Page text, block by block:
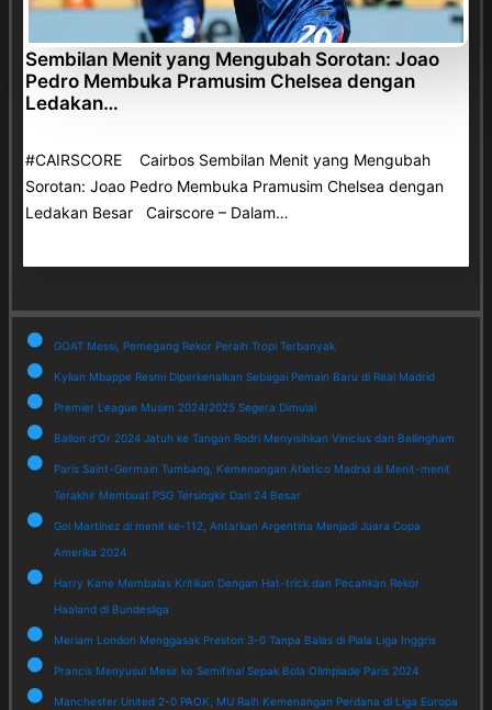
Sembilan Menit yang Mengubah Sorotan: Joao
Pedro Membuka Pramusim Chelsea dengan
Ledakan…
#CAIRSCORE Cairbos Sembilan Menit yang Mengubah
Sorotan: Joao Pedro Membuka Pramusim Chelsea dengan
Ledakan Besar Cairscore – Dalam…
GOAT Messi, Pemegang Rekor Peraih Tropi Terbanyak
Kylian Mbappe Resmi Diperkenalkan Sebagai Pemain Baru di Real Madrid
Premier League Musim 2024/2025 Segera Dimulai
Ballon d'Or 2024 Jatuh ke Tangan Rodri Menyisihkan Vinicius dan Bellingham
Paris Saint-Germain Tumbang, Kemenangan Atletico Madrid di Menit-menit
Terakhir Membuat PSG Tersingkir Dari 24 Besar
Gol Martinez di menit ke-112, Antarkan Argentina Menjadi Juara Copa
Amerika 2024
Harry Kane Membalas Kritikan Dengan Hat-trick dan Pecahkan Rekor
Haaland di Bundesliga
Meriam London Menggasak Preston 3-0 Tanpa Balas di Piala Liga Inggris
Prancis Menyusul Mesir ke Semifinal Sepak Bola Olimpiade Paris 2024
Manchester United 2-0 PAOK, MU Raih Kemenangan Perdana di Liga Europa